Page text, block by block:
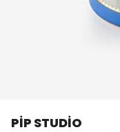
PİP STUDİO